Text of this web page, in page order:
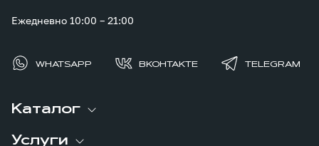
Каталог
Услуги
Ежедневно 10:00 – 21:00
WHATSAPP ВКОНТАКТЕ TELEGRAM